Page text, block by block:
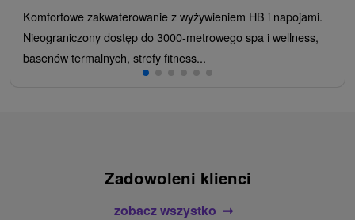
Komfortowe zakwaterowanie z wyżywieniem HB i napojami.
Nieograniczony dostęp do 3000-metrowego spa i wellness,
basenów termalnych, strefy fitness...
Zadowoleni klienci
zobacz wszystko